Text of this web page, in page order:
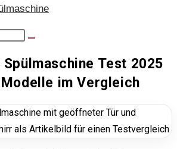
Spülmaschine Test 2025
im Vergleich